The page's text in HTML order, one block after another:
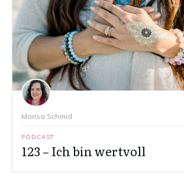
Marisa Schmid
PODCAST
123 – Ich bin wertvoll